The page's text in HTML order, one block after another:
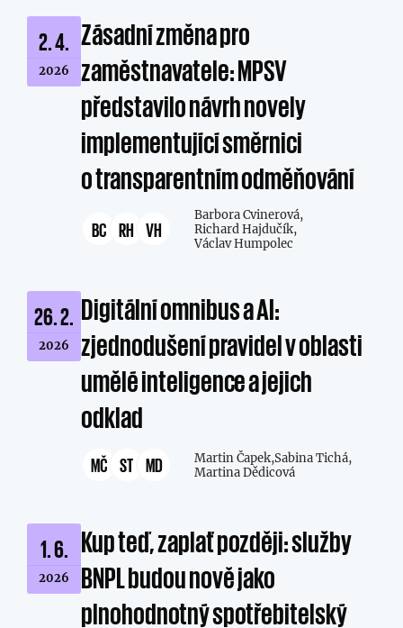
2. 4.
2026
Zásadní změna pro
zaměstnavatele: MPSV
představilo návrh novely
implementující směrnici
o transparentním odměňování
BC RH VH
Barbora Cvinerová,
Richard Hajdučík,
Václav Humpolec
26. 2.
2026
Digitální omnibus a AI:
zjednodušení pravidel v oblasti
umělé inteligence a jejich
odklad
MČ ST MD Martin Čapek,Sabina Tichá,
Martina Dědicová
1. 6.
2026
Kup teď, zaplať později: služby
BNPL budou nově jako
plnohodnotný spotřebitelský